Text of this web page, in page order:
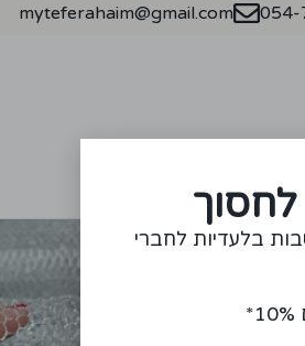
054-
myteferahaim@gmail.com
לחסוך
בלעדיות לחברי